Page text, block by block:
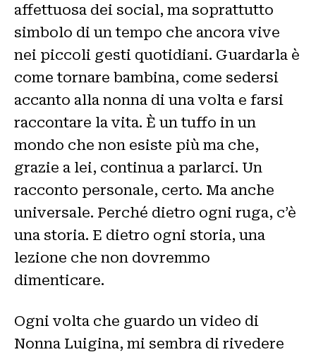
affettuosa dei social, ma soprattutto
simbolo di un tempo che ancora vive
nei piccoli gesti quotidiani. Guardarla è
come tornare bambina, come sedersi
accanto alla nonna di una volta e farsi
raccontare la vita. È un tuffo in un
mondo che non esiste più ma che,
grazie a lei, continua a parlarci. Un
racconto personale, certo. Ma anche
universale. Perché dietro ogni ruga, c’è
una storia. E dietro ogni storia, una
lezione che non dovremmo
dimenticare.
Ogni volta che guardo un video di
Nonna Luigina, mi sembra di rivedere